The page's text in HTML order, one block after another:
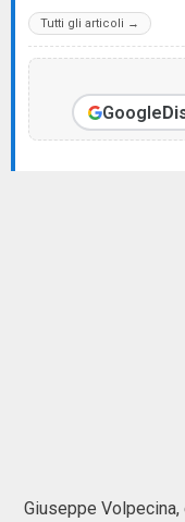
Tutti gli articoli →
Google
Giuseppe